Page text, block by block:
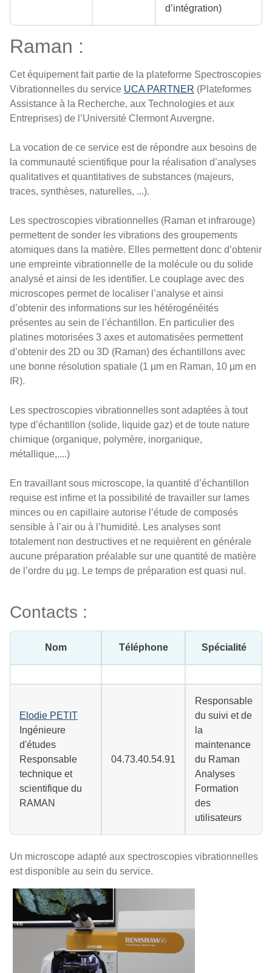
d’intégration)
Raman :
Cet équipement fait partie de la plateforme Spectroscopies
Vibrationnelles du service UCA PARTNER (Plateformes
Assistance à la Recherche, aux Technologies et aux
Entreprises) de l’Université Clermont Auvergne.
La vocation de ce service est de répondre aux besoins de
la communauté scientifique pour la réalisation d’analyses
qualitatives et quantitatives de substances (majeurs,
traces, synthèses, naturelles, ...).
Les spectroscopies vibrationnelles (Raman et infrarouge)
permettent de sonder les vibrations des groupements
atomiques dans la matière. Elles permettent donc d’obtenir
une empreinte vibrationnelle de la molécule ou du solide
analysé et ainsi de les identifier. Le couplage avec des
microscopes permet de localiser l’analyse et ainsi
d’obtenir des informations sur les hétérogénéités
présentes au sein de l’échantillon. En particulier des
platines motorisées 3 axes et automatisées permettent
d’obtenir des 2D ou 3D (Raman) des échantillons avec
une bonne résolution spatiale (1 µm en Raman, 10 µm en
IR).
Les spectroscopies vibrationnelles sont adaptées à tout
type d’échantillon (solide, liquide gaz) et de toute nature
chimique (organique, polymère, inorganique,
métallique,....)
En travaillant sous microscope, la quantité d’échantillon
requise est infime et la possibilité de travailler sur lames
minces ou en capillaire autorise l’étude de composés
sensible à l’air ou à l’humidité. Les analyses sont
totalement non destructives et ne requièrent en générale
aucune préparation préalable sur une quantité de matière
de l’ordre du µg. Le temps de préparation est quasi nul.
Contacts :
Nom Téléphone Spécialité
Elodie PETIT
Ingénieure
d'études
Responsable
technique et
scientifique du
RAMAN
04.73.40.54.91
Responsable
du suivi et de
la
maintenance
du Raman
Analyses
Formation
des
utilisateurs
Un microscope adapté aux spectroscopies vibrationnelles
est disponible au sein du service.